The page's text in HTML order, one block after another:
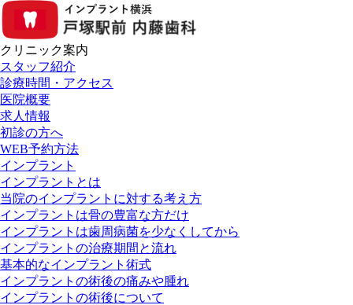
クリニック案内
スタッフ紹介
診療時間・アクセス
医院概要
求人情報
初診の方へ
WEB予約方法
インプラント
インプラントとは
当院のインプラントに対する考え方
インプラントは骨の豊富な方だけ
インプラントは歯周病菌を少なくしてから
インプラントの治療期間と流れ
基本的なインプラント術式
インプラントの術後の痛みや腫れ
インプラントの術後について